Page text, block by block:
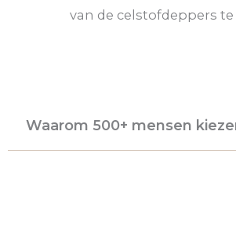
van de celstofdeppers
Waarom 500+ mensen